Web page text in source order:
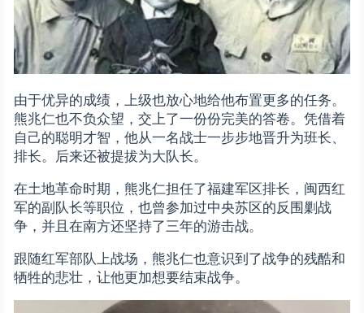
由于优异的成绩，上级也放心地给他布置更多的任务。
熊兆仁也不负众望，交上了一份份完美的答卷。凭借着
自己的聪明才智，他从一名战士一步步地晋升为班长、
排长。后来还被提拔为大队长。
在土地革命时期，熊兆仁担任了福建军区排长，闽西红
军的副队长等职位，也曾参加过中央苏区的反围剿战
争，并且在南方还坚持了三年的游击战。
跟随红军部队上战场，熊兆仁也意识到了战争的残酷和
牺牲的悲壮，让他更加想要结束战争。